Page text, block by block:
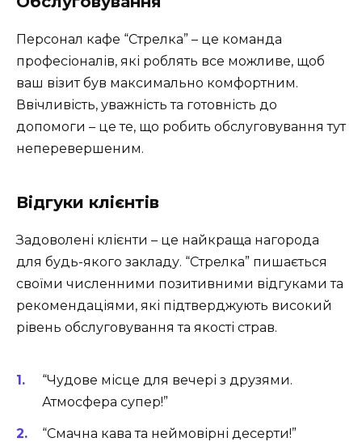
Персонал кафе “Стрелка” – це команда
професіоналів, які роблять все можливе, щоб
ваш візит був максимально комфортним.
Ввічливість, уважність та готовність до
допомоги – це те, що робить обслуговування тут
неперевершеним.
Відгуки клієнтів
Задоволені клієнти – це найкраща нагорода
для будь-якого закладу. “Стрелка” пишається
своїми численними позитивними відгуками та
рекомендаціями, які підтверджують високий
рівень обслуговування та якості страв.
“Чудове місце для вечері з друзями.
Атмосфера супер!”
“Смачна кава та неймовірні десерти!”